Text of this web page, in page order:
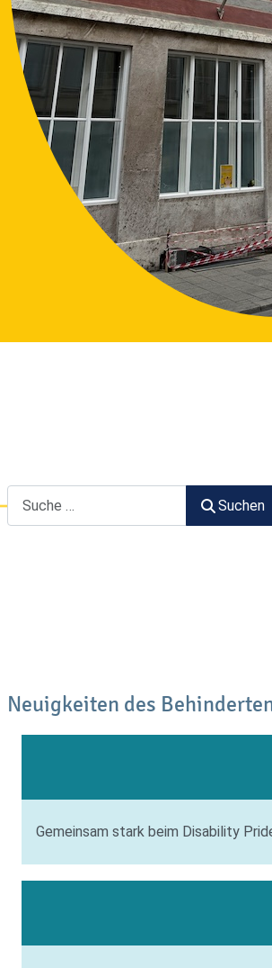
Suchen
Suchen
Neuigkeiten des
Gemeinsam stark beim Disability